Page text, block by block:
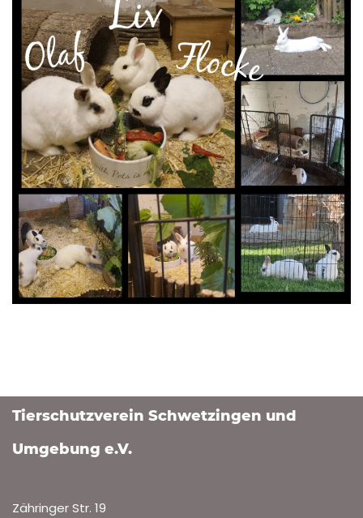
Tierschutzverein Schwetzingen und
Umgebung e.V.
Zähringer Str. 19